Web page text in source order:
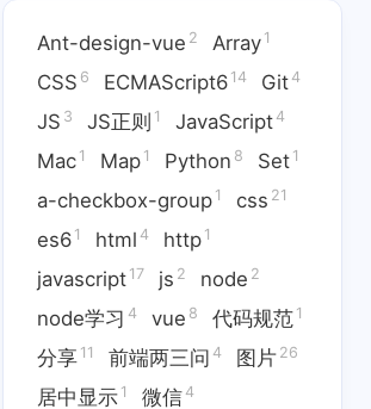
JS
javascript17 js2
Ant-design-vue 2 Array 1
CSS 6 ECMAScript6 14 Git 4
JS 3 JS正则 1 JavaScript 4
Mac 1 Map 1 Python 8 Set 1
a-checkbox-group 1 css 21
es6 1 html 4 http 1
javascript 17 js 2 node 2
node学习 4 vue 8 代码规范 1
分享 11 前端两三问 4 图片 26
居中显示 1 微信 4